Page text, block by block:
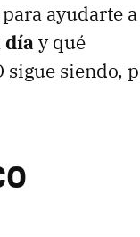
ayudarte a
día y qué
sigue siendo,